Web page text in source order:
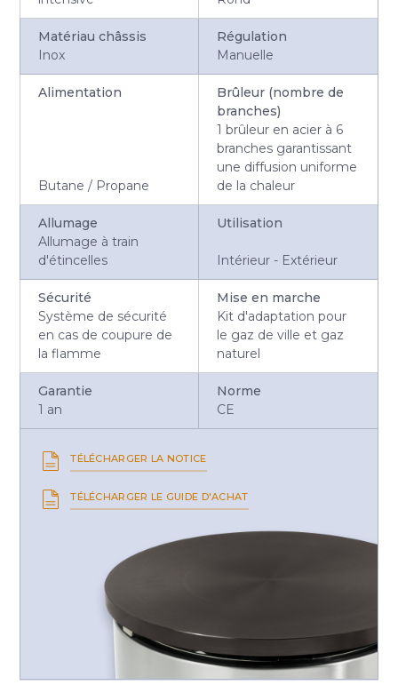
Matériau châssis
Inox
Régulation
Manuelle
Alimentation
Butane / Propane
Brûleur (nombre de
branches)
1 brûleur en acier à 6
branches garantissant
une diffusion uniforme
de la chaleur
Allumage
Allumage à train
d'étincelles
Utilisation
Intérieur - Extérieur
Sécurité
Système de sécurité
en cas de coupure de
la flamme
Mise en marche
Kit d'adaptation pour
le gaz de ville et gaz
naturel
Garantie
1 an
Norme
CE
TÉLÉCHARGER LA NOTICE
TÉLÉCHARGER LE GUIDE D'ACHAT